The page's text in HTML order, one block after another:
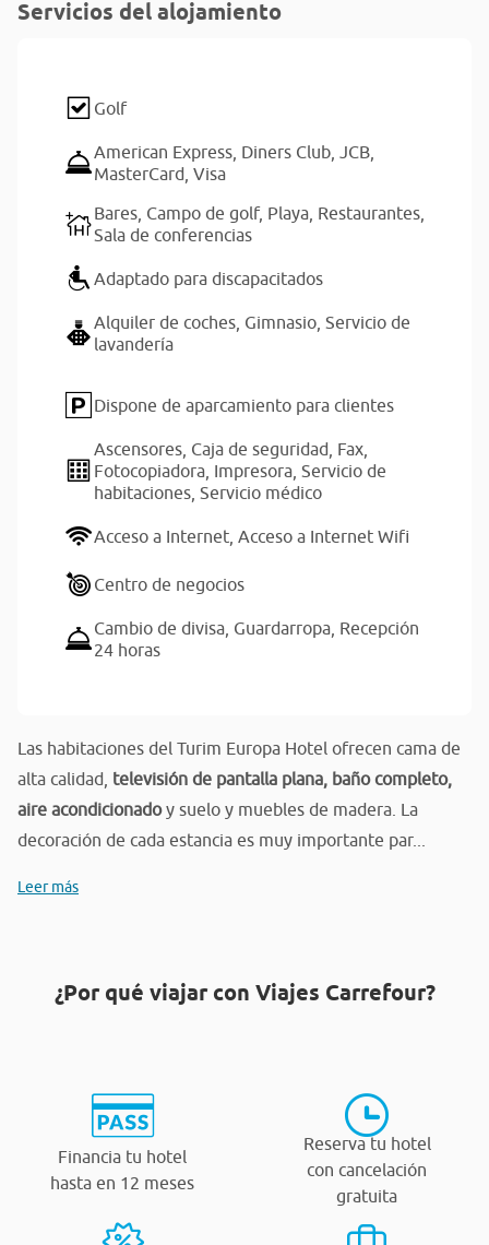
Servicios del alojamiento
Golf
American Express, Diners Club, JCB,
MasterCard, Visa
Bares, Campo de golf, Playa, Restaurantes,
Sala de conferencias
Adaptado para discapacitados
Alquiler de coches, Gimnasio, Servicio de
lavandería
Dispone de aparcamiento para clientes
Ascensores, Caja de seguridad, Fax,
Fotocopiadora, Impresora, Servicio de
habitaciones, Servicio médico
Acceso a Internet, Acceso a Internet Wifi
Centro de negocios
Cambio de divisa, Guardarropa, Recepción
24 horas
Las habitaciones del Turim Europa Hotel ofrecen cama de
alta calidad, televisión de pantalla plana, baño completo,
aire acondicionadoy suelo y muebles de madera. La
decoración de cada estancia es muy importante par...
Leer más
¿Por qué viajar con Viajes Carrefour?
Financia tu hotel
hasta en 12 meses
Reserva tu hotel
con cancelación
gratuita